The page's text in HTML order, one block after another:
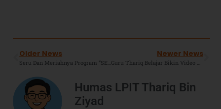
Older News
Seru Dan Meriahnya Program “SERBU SABAR (Senam Bugar, Sarapan Bareng) SDIT TBZ Pondok Hijau Permai
Newer News
Guru Thariq Belajar Bikin Video Animasi Pakai Keynote: Bikin Pembelajaran di Digital Classroom Makin Hidup !
Humas LPIT Thariq Bin
Ziyad